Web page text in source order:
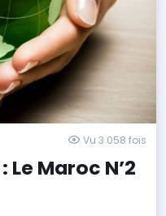
Vu 3 058 fois
Maroc N’2